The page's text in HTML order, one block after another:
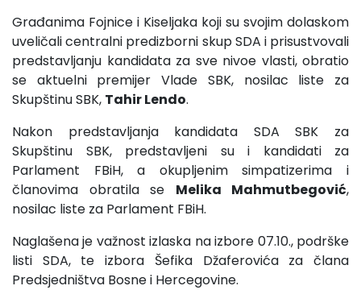
Građanima Fojnice i Kiseljaka koji su svojim dolaskom
uveličali centralni predizborni skup SDA i prisustvovali
predstavljanju kandidata za sve nivoe vlasti, obratio
se aktuelni premijer Vlade SBK, nosilac liste za
Skupštinu SBK, Tahir Lendo.
Nakon predstavljanja kandidata SDA SBK za
Skupštinu SBK, predstavljeni su i kandidati za
Parlament FBiH, a okupljenim simpatizerima i
članovima obratila se Melika Mahmutbegović,
nosilac liste za Parlament FBiH.
Naglašena je važnost izlaska na izbore 07.10., podrške
listi SDA, te izbora Šefika Džaferovića za člana
Predsjedništva Bosne i Hercegovine.